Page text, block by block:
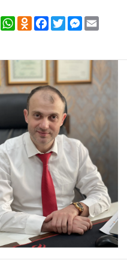
ShareWhatsApp
Odnoklassniki
Facebook
TwitterMessenger